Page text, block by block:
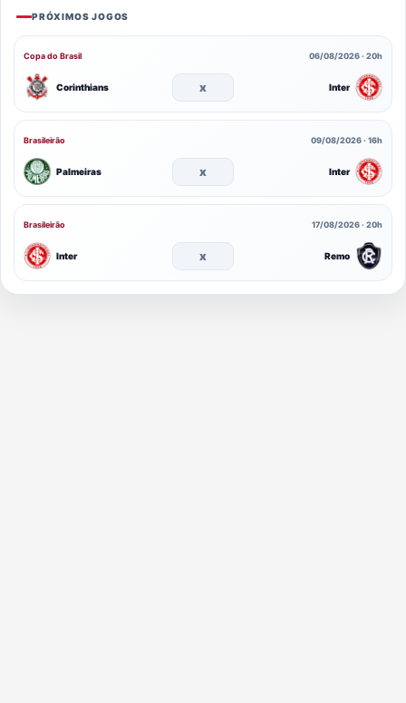
PRÓXIMOS JOGOS
Copa do Brasil 06/08/2026 · 20h
Corinthians x Inter
Brasileirão 09/08/2026 · 16h
Palmeiras x Inter
Brasileirão 17/08/2026 · 20h
Inter x Remo